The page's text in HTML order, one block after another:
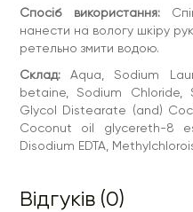
Спосіб використання:
нанести на вологу шкіру
ретельно змити водою.
Склад: Aqua, Sodium
betaine, Sodium Chloride,
Glycol Distearate (and)
Coconut oil glycereth-8
Disodium EDTA,
Відгуків (0)